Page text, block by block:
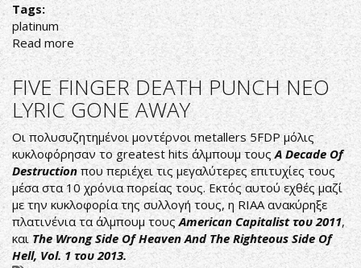
Tags:
platinum
Read more about
PLATINUM
on
Heaven
and
Hell
Records
FIVE FINGER DEATH PUNCH ΝΕΟ
LYRIC GONE AWAY
Οι πολυσυζητημένοι μοντέρνοι metallers 5FDP μόλις
κυκλοφόρησαν το greatest hits άλμπουμ τουςA Decade Of
Destruction που περιέχει τις μεγαλύτερες επιτυχίες τους
μέσα στα 10 χρόνια πορείας τους. Εκτός αυτού εχθές μαζί
με την κυκλοφορία της συλλογή τους, η RIAA ανακύρηξε
πλατινένια τα άλμπουμ τουςAmerican Capitalist του 2011,
και The Wrong Side Of Heaven And The Righteous Side Of
Hell, Vol. 1 του 2013.